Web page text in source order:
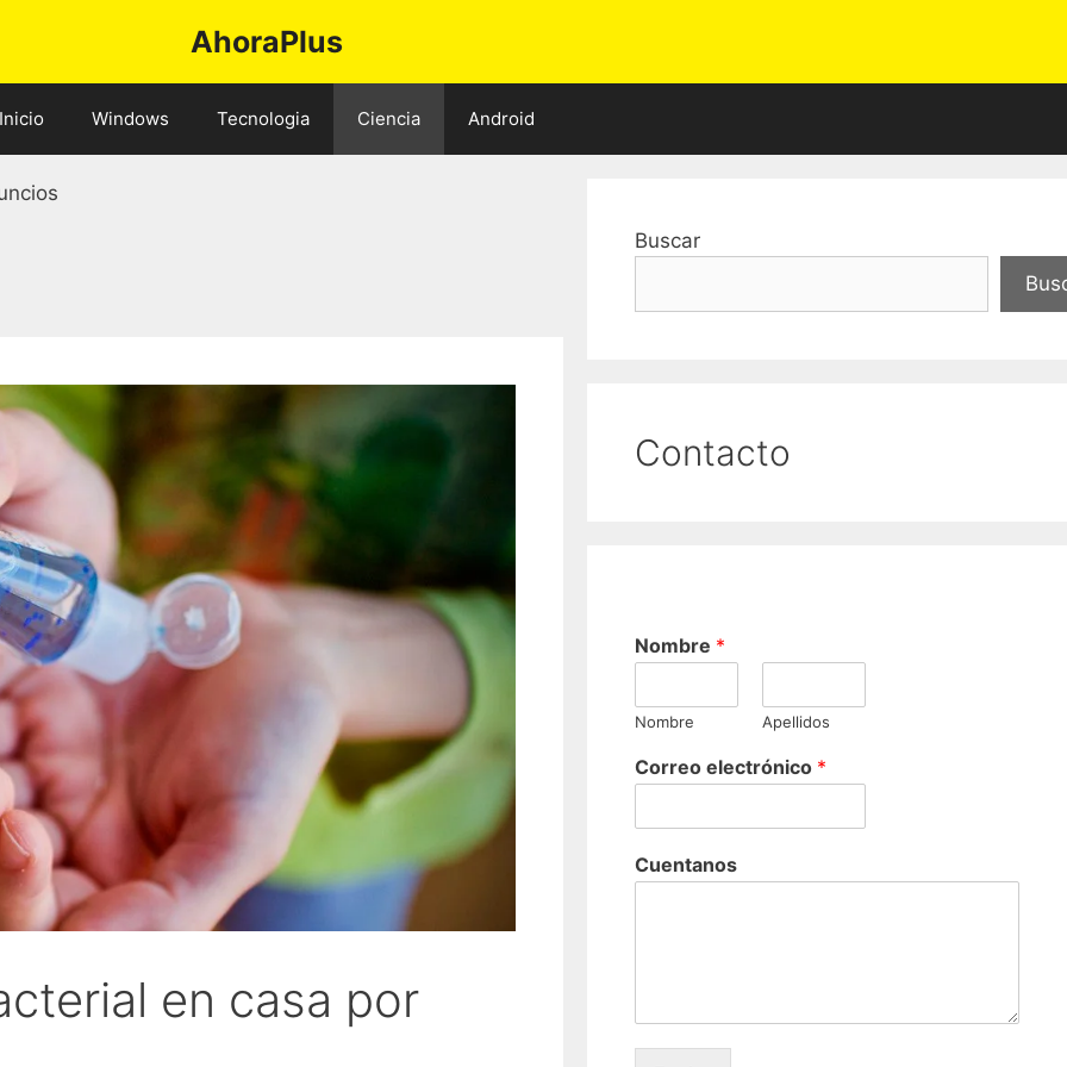
AhoraPlus
Inicio Windows Tecnologia Ciencia Android
en casa por
Buscar
Contacto
Nombre *
Nombre Apellidos
Correo electrónico *
Cuentanos